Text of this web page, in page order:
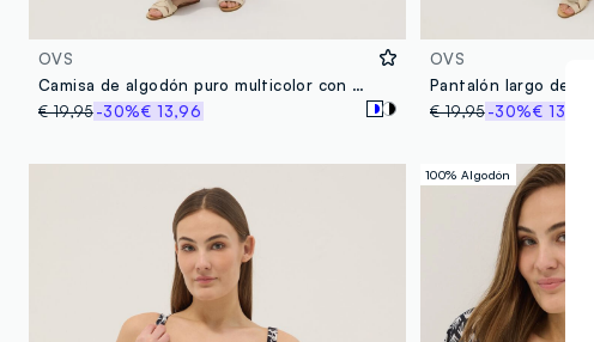
OVS
Camisa de algodón puro multicolor con estampado y cuello de pico
€ 19,95-30%€ 13,96
OVS
€ 19,95-30%€ 13,96
100% Algodón